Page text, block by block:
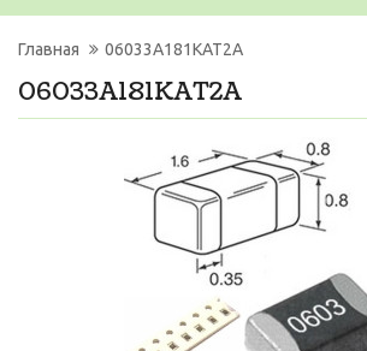
06033A181KAT2A
Главная 06033A181KAT2A